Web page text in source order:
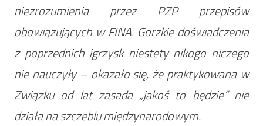
niezrozumienia przez PZP przepisów
obowiązujących w FINA. Gorzkie doświadczenia
z poprzednich igrzysk niestety nikogo niczego
nie nauczyły – okazało się, że praktykowana w
Związku od lat zasada „jakoś to będzie” nie
działa na szczeblu międzynarodowym.